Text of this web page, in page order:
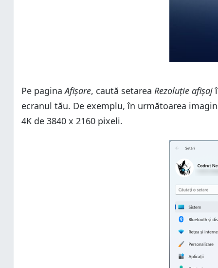
Pe paginaAfișare, caută setarea Rezoluție afișaj
ecranul tău. De exemplu, în următoarea
4K de 3840 x 2160 pixeli.